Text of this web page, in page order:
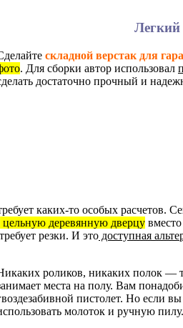
Легкий
складной верстак для
. Для сборки автор использовал
достаточно прочный и
каких-то особых расчетов.
цельную деревянную дверцу
резки. И это доступная
роликов, никаких полок —
места на полу. Вам
пистолет. Но если
молоток и ручную пилу.